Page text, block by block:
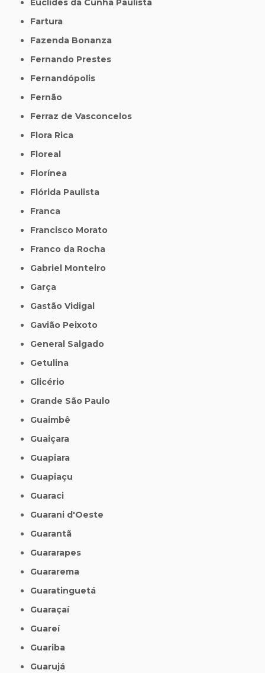
Euclides da Cunha Paulista
Fartura
Fazenda Bonanza
Fernando Prestes
Fernandópolis
Fernão
Ferraz de Vasconcelos
Flora Rica
Floreal
Florínea
Flórida Paulista
Franca
Francisco Morato
Franco da Rocha
Gabriel Monteiro
Garça
Gastão Vidigal
Gavião Peixoto
General Salgado
Getulina
Glicério
Grande São Paulo
Guaimbê
Guaiçara
Guapiara
Guapiaçu
Guaraci
Guarani d'Oeste
Guarantã
Guararapes
Guararema
Guaratinguetá
Guaraçaí
Guareí
Guariba
Guarujá